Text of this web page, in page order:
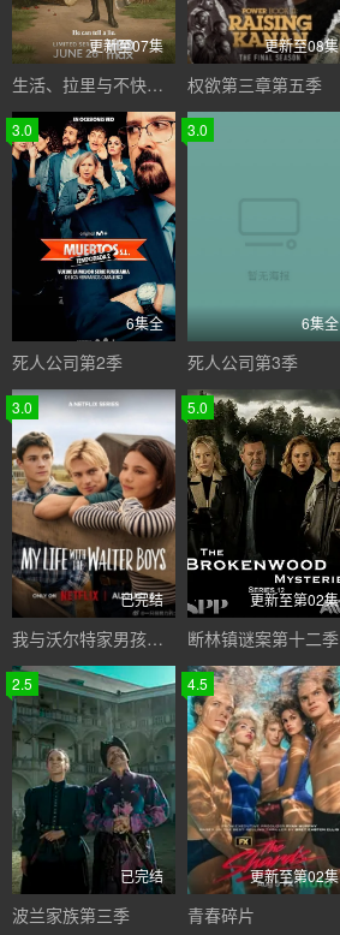
更新至07集
生活、拉里与不快乐的追求：一部美国史
更新至08集
权欲第三章第五季
3.0
6集全
死人公司第2季
3.0
6集全
死人公司第3季
3.0
已完结
我与沃尔特家男孩的生活第三季
5.0
更新至第02集
断林镇谜案第十二季
2.5
已完结
波兰家族第三季
4.5
更新至第02集
青春碎片